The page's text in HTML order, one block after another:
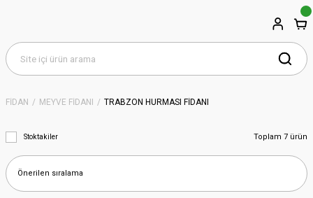
FİDAN MEYVE FİDANI TRABZON HURMASI FİDANI
Stoktakiler Toplam 7 ürün